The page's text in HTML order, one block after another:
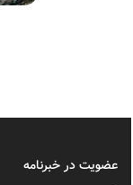
عضویت در خبرنامه